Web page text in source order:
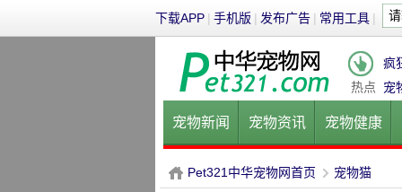
下载APP | 手机版 | 发布广告 | 常用工具 |
热点
疯
宠
宠物新闻 宠物资讯 宠物健康
健康饮食 宠物美容 宠物医院
Pet321中华宠物网首页 宠物猫